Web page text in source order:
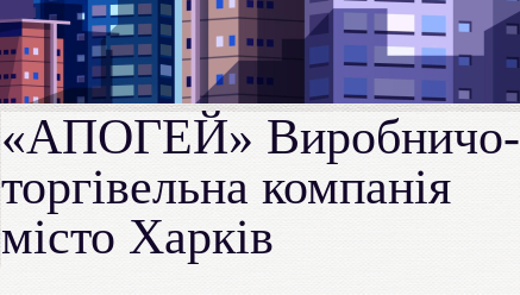
«АПОГЕЙ» Виробничо-
торгівельна компанія
місто Харків